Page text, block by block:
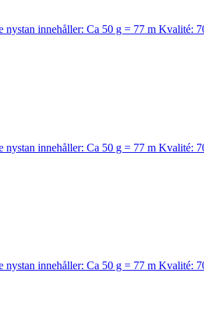
nystan innehåller: Ca 50 g = 77 m
nystan innehåller: Ca 50 g = 77 m
nystan innehåller: Ca 50 g = 77 m